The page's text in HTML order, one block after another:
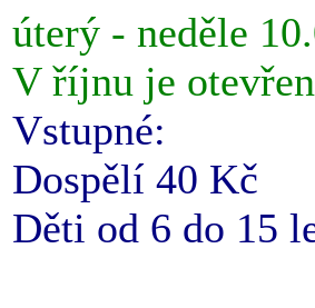
úterý - neděle
V říjnu je
Vstupné:
Dospělí 40 Kč
Děti od 6 do 15